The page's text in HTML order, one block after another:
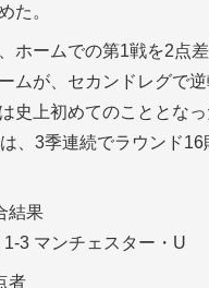
た。
ホームでの第1戦を2点
ムが、セカンドレグで
史上初めてのこととな
、3季連続でラウンド16
結果
1-3 マンチェスター・U
者